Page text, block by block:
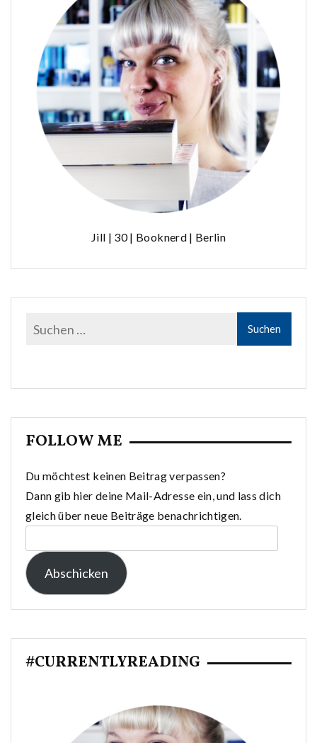
Jill | 30 | Booknerd | Berlin
FOLLOW ME
Du möchtest keinen Beitrag verpassen?
Dann gib hier deine Mail-Adresse ein, und lass dich
gleich über neue Beiträge benachrichtigen.
Mail-
Adresse:
Abschicken
#CURRENTLYREADING